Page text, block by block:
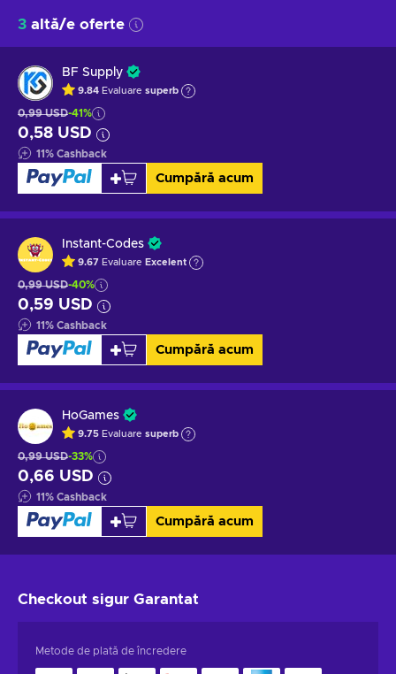
3 altă/e oferte
BF Supply
9.84 Evaluare superb
0,99 USD-41%
0,58 USD
11% Cashback
Cumpără acum
Instant-Codes
9.67 Evaluare Excelent
0,99 USD-40%
0,59 USD
11% Cashback
Cumpără acum
HoGames
9.75 Evaluare superb
0,99 USD-33%
0,66 USD
11% Cashback
Cumpără acum
Checkout sigur Garantat
Metode de plată de încredere